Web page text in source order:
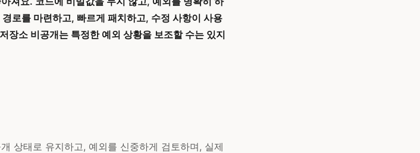
로를 마련하고, 빠르게 패치하고, 수정 사항이 사용
장소 비공개는 특정한 예외 상황을 보조할 수는 있지
상태로 유지하고, 예외를 신중하게 검토하며, 실제